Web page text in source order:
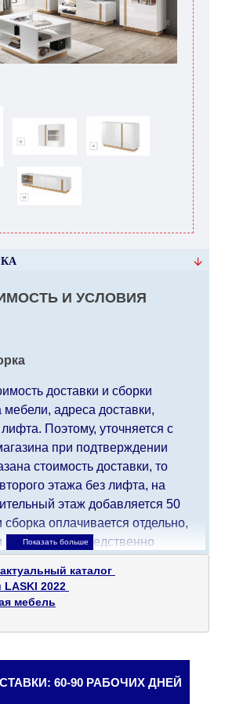
И УСЛОВИЯ
доставки и сборки
мебели, адреса доставки,
Поэтому, уточняется с
при подтверждении
стоимость доставки, то
этажа без лифта, на
этаж добавляется 50
оплачивается отдельно,
мебели непосредственно
которые находятся далеко
такие как: все, что дальше от
все, что дальше от Беэр-
Иерусалиме, будет взимать
будет оговариваться
уточняя с
каталог
2022
мебель
60-90 РАБОЧИХ ДНЕЙ